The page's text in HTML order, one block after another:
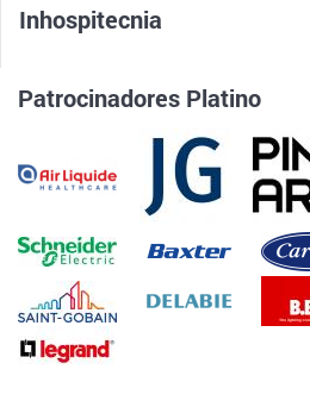
Inhospitecnia
Patrocinadores Platino